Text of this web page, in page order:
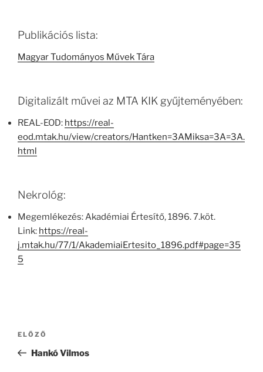
Publikációs lista:
Magyar Tudományos Művek Tára
Digitalizált művei az MTA KIK gyűjteményében:
REAL-EOD: https://real-
eod.mtak.hu/view/creators/Hantken=3AMiksa=3A=3A.
html
Nekrológ:
Megemlékezés: Akadémiai Értesítő, 1896. 7.köt.
Link: https://real-
j.mtak.hu/77/1/AkademiaiErtesito_1896.pdf#page=35
5
Bejegyzés
Korábbi
bejegyzés
ELŐZŐ
Hankó Vilmos